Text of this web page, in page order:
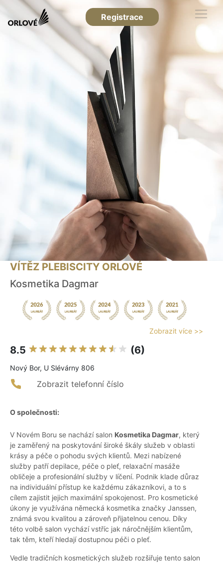
Registrace
VÍTĚZ PLEBISCITY ORLOVÉ
Kosmetika Dagmar
Zobrazit více >>
8.5 (6)
Nový Bor, U Slévárny 806
Zobrazit telefonní číslo
O společnosti:
V Novém Boru se nachází salon Kosmetika Dagmar, který
je zaměřený na poskytování široké škály služeb v oblasti
krásy a péče o pohodu svých klientů. Mezi nabízené
služby patří depilace, péče o pleť, relaxační masáže
obličeje a profesionální služby v líčení. Podnik klade důraz
na individuální přístup ke každému zákazníkovi, a to s
cílem zajistit jejich maximální spokojenost. Pro kosmetické
úkony je využívána německá kosmetika značky Janssen,
známá svou kvalitou a zároveň přijatelnou cenou. Díky
této volbě salon vychází vstříc jak náročnějším klientům,
tak těm, kteří hledají dostupnou péči o pleť.
Vedle tradičních kosmetických služeb rozšiřuje tento salon